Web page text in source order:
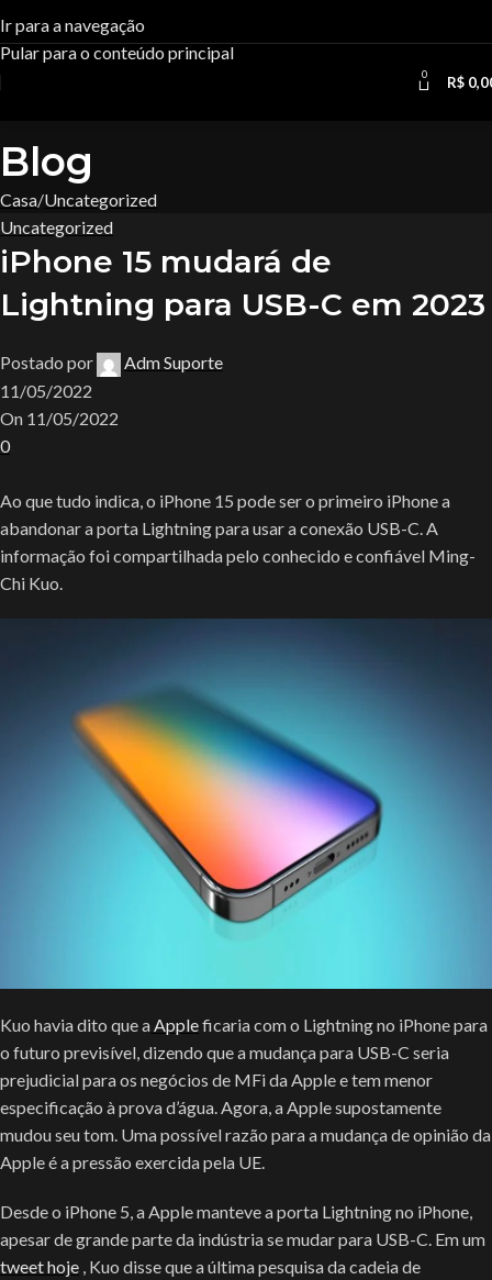
Ir para a navegação
Pular para o conteúdo principal
0 R$
Blog
Casa Uncategorized
Uncategorized
iPhone 15 mudará de
Lightning para USB-C em 2023
Postado por
Adm Suporte
11/05/2022
On 11/05/2022
0
Ao que tudo indica, o iPhone 15 pode ser o primeiro iPhone a
abandonar a porta Lightning para usar a conexão USB-C. A
informação foi compartilhada pelo conhecido e confiável Ming-
Chi Kuo.
Kuo havia dito que aAppleficaria com o Lightning no ‌iPhone‌ para
o futuro previsível, dizendo que a mudança para USB-C seria
prejudicial para os negócios de MFi da Apple e tem menor
especificação à prova d’água. Agora, a Apple supostamente
mudou seu tom. Uma possível razão para a mudança de opinião da
Apple é a pressão exercida pela UE.
Desde o ‌iPhone‌ 5, a Apple manteve a porta Lightning no ‌iPhone‌,
apesar de grande parte da indústria se mudar para USB-C. Em um
tweet hoje , Kuo disse que a última pesquisa da cadeia de